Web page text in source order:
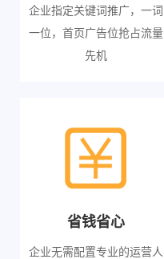
企业指定关键词推广，一词
一位，首页广告位抢占流量
先机
省钱省心
企业无需配置专业的运营人